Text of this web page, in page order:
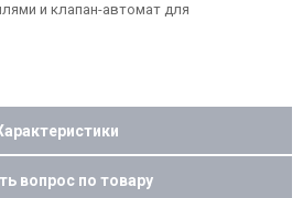
и клапан-автомат для
вопрос по товару